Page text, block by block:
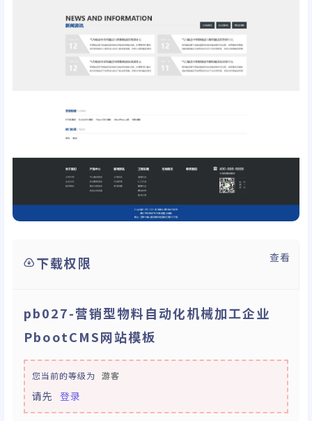
下载权限 查看
pb027-营销型物料自动化机械加工企业
PbootCMS网站模板
您当前的等级为 游客
请先 登录